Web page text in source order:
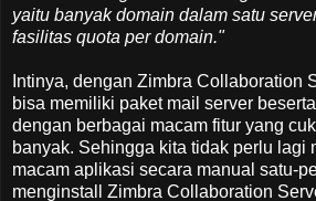
yaitu banyak domain dalam satu
fasilitas quota per domain."
Intinya, dengan Zimbra Collaboration
bisa memiliki paket mail server
dengan berbagai macam fitur yang
banyak. Sehingga kita tidak perlu lagi
macam aplikasi secara manual satu-
menginstall Zimbra Collaboration